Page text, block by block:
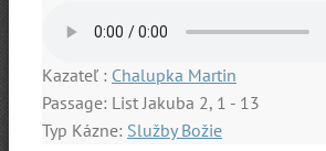
Kazateľ : Chalupka Martin
Passage: List Jakuba 2, 1 - 13
Typ Kázne: Služby Božie